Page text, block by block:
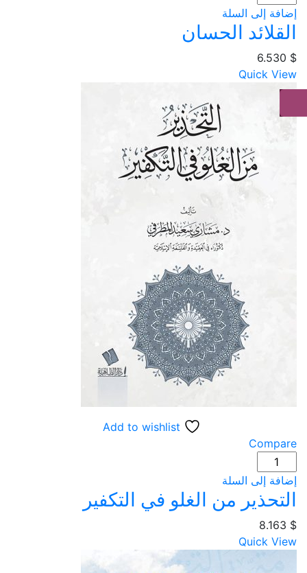
القلائد
الحسان
إضافة إلى السلة
القلائد الحسان
6.530 $
Quick View
Add to wishlist
Compare
كمية
التحذير
من
الغلو
في
التكفير
إضافة إلى السلة
التحذير من الغلو في التكفير
8.163 $
Quick View